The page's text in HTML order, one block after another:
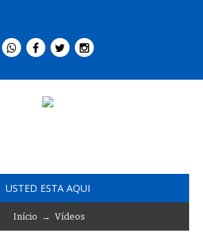
USTED ESTA AQUI
Início → Vídeos